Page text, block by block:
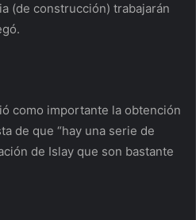
(de construcción) trabajarán
como importante la obtención
de que “hay una serie de
de Islay que son bastante